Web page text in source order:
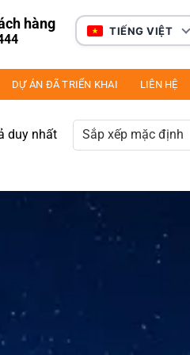
hàng TIẾNG VIỆT
DỰ ÁN ĐÃ TRIỂN KHAI LIÊN HỆ
duy nhất